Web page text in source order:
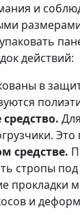
и
действий:
в
средстве.
стропы
прокладки
и